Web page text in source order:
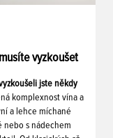
vyzkoušet
jste někdy
komplexnost vína a
a lehce míchané
nebo s nádechem